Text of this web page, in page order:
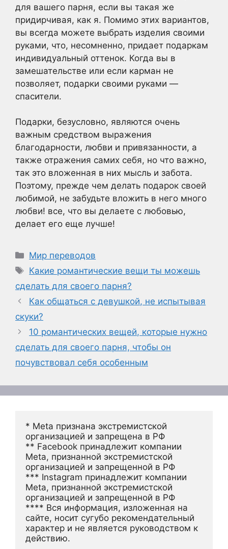
для вашего парня, если вы такая же
придирчивая, как я. Помимо этих вариантов,
вы всегда можете выбрать изделия своими
руками, что, несомненно, придает подаркам
индивидуальный оттенок. Когда вы в
замешательстве или если карман не
позволяет, подарки своими руками —
спасители.
Подарки, безусловно, являются очень
важным средством выражения
благодарности, любви и привязанности, а
также отражения самих себя, но что важно,
так это вложенная в них мысль и забота.
Поэтому, прежде чем делать подарок своей
любимой, не забудьте вложить в него много
любви! все, что вы делаете с любовью,
делает его еще лучше!
Рубрики
Мир переводов
Метки
Какие романтические вещи ты можешь
сделать для своего парня?
Как общаться с девушкой, не испытывая
скуки?
10 романтических вещей, которые нужно
сделать для своего парня, чтобы он
почувствовал себя особенным
* Meta признана экстремистской
организацией и запрещена в РФ
** Facebook принадлежит компании
Meta, признанной экстремистской
организацией и запрещенной в РФ
*** Instagram принадлежит компании
Meta, признанной экстремистской
организацией и запрещенной в РФ
**** Вся информация, изложенная на
сайте, носит сугубо рекомендательный
характер и не является руководством к
действию.